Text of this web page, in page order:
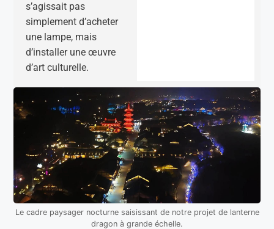
s’agissait pas
simplement d’acheter
une lampe, mais
d’installer une œuvre
d’art culturelle.
Le cadre paysager nocturne saisissant de notre projet de lanterne
dragon à grande échelle.